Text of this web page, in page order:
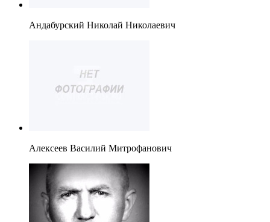
Андабурский Николай Николаевич
Алексеев Василий Митрофанович